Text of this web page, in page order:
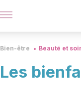
Bien-être Beauté et
Les